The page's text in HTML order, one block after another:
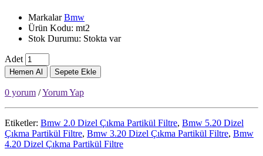
MarkalarBmw
Ürün Kodu: mt2
Stok Durumu: Stokta var
Adet
Hemen Al Sepete Ekle
0 yorum /Yorum Yap
Etiketler: Bmw 2.0 Dizel Çıkma Partikül Filtre, Bmw 5.20 Dizel
Çıkma Partikül Filtre, Bmw 3.20 Dizel Çıkma Partikül Filtre, Bmw
4.20 Dizel Çıkma Partikül Filtre